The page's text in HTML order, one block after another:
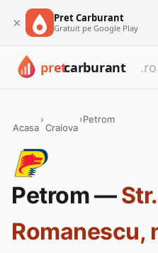
× Pret Carburant
Gratuit pe Google Play
Acasa
›
Craiova
›Petrom
Petrom —
Romanescu,